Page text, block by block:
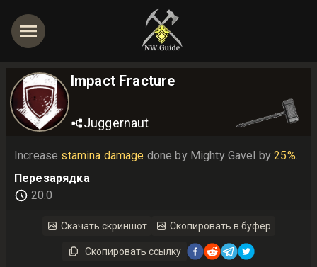
Impact Fracture
Juggernaut
Increase stamina damage done by Mighty Gavel by 25%.
Перезарядка
20.0
Скачать скриншот Скопировать в буфер
Скопировать ссылку